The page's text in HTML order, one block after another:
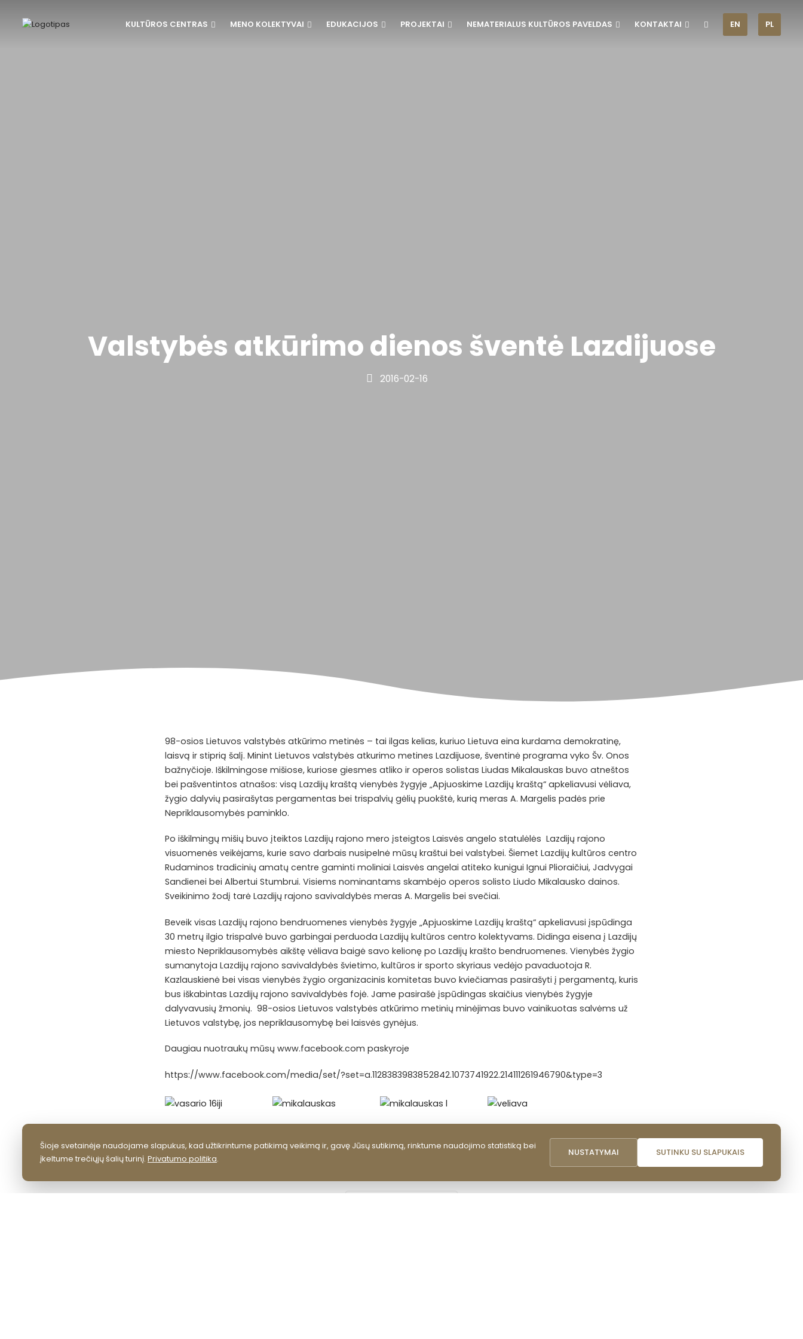
KULTŪROS CENTRAS MENO KOLEKTYVAI EDUKACIJOS PROJEKTAI NEMATERIALUS KULTŪROS PAVELDAS KONTAKTAI EN PL
Valstybės atkūrimo dienos šventė Lazdijuose
2016-02-16
98-osios Lietuvos valstybės atkūrimo metinės – tai ilgas kelias, kuriuo Lietuva eina kurdama demokratinę,
laisvą ir stiprią šalį. Minint Lietuvos valstybės atkurimo metines Lazdijuose, šventinė programa vyko Šv. Onos
bažnyčioje. Iškilmingose mišiose, kuriose giesmes atliko ir operos solistas Liudas Mikalauskas buvo atneštos
bei pašventintos atnašos: visą Lazdijų kraštą vienybės žygyje „Apjuoskime Lazdijų kraštą“ apkeliavusi vėliava,
žygio dalyvių pasirašytas pergamentas bei trispalvių gėlių puokštė, kurią meras A. Margelis padės prie
Nepriklausomybės paminklo.
Po iškilmingų mišių buvo įteiktos Lazdijų rajono mero įsteigtos Laisvės angelo statulėlės Lazdijų rajono
visuomenės veikėjams, kurie savo darbais nusipelnė mūsų kraštui bei valstybei. Šiemet Lazdijų kultūros centro
Rudaminos tradicinių amatų centre gaminti moliniai Laisvės angelai atiteko kunigui Ignui Plioraičiui, Jadvygai
Sandienei bei Albertui Stumbrui. Visiems nominantams skambėjo operos solisto Liudo Mikalausko dainos.
Sveikinimo žodį tarė Lazdijų rajono savivaldybės meras A. Margelis bei svečiai.
Beveik visas Lazdijų rajono bendruomenes vienybės žygyje „Apjuoskime Lazdijų kraštą“ apkeliavusi įspūdinga
30 metrų ilgio trispalvė buvo garbingai perduoda Lazdijų kultūros centro kolektyvams. Didinga eisena į Lazdijų
miesto Nepriklausomybės aikštę vėliava baigė savo kelionę po Lazdijų krašto bendruomenes. Vienybės žygio
sumanytoja Lazdijų rajono savivaldybės švietimo, kultūros ir sporto skyriaus vedėjo pavaduotoja R.
Kazlauskienė bei visas vienybės žygio organizacinis komitetas buvo kviečiamas pasirašyti į pergamentą, kuris
bus iškabintas Lazdijų rajono savivaldybės fojė. Jame pasirašė įspūdingas skaičius vienybės žygyje
dalyvavusių žmonių. 98-osios Lietuvos valstybės atkūrimo metinių minėjimas buvo vainikuotas salvėms už
Lietuvos valstybę, jos nepriklausomybę bei laisvės gynėjus.
Daugiau nuotraukų mūsų www.facebook.com paskyroje
https://www.facebook.com/media/set/?set=a.1128383983852842.1073741922.214111261946790&type=3
Šioje svetainėje naudojame slapukus, kad užtikrintume patikimą veikimą ir, gavę Jūsų sutikimą, rinktume naudojimo statistiką bei
įkeltume trečiųjų šalių turinį. Privatumo politika.
NUSTATYMAI SUTINKU SU SLAPUKAIS